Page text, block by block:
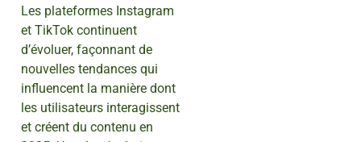
Les plateformes Instagram
et TikTok continuent
d’évoluer, façonnant de
nouvelles tendances qui
influencent la manière dont
les utilisateurs interagissent
et créent du contenu en